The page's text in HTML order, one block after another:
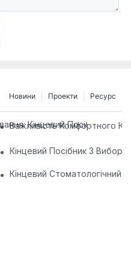
Ресурс
Проекти
Новини
Кінцевий Посібник З
Важливість Комфортного
Крісел У Китаї:
Кінцевий Посібник З
Сучасні
Кінцевий Стоматологічний